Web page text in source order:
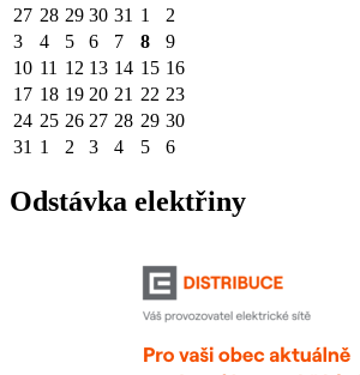
27 28 29 30 31 1
2
3
4 5 6 7 8
9
10 11 12 13 14 15 16
17 18 19 20 21 22 23
24 25 26 27 28 29 30
31 1 2 3 4 5 6
Odstávka elektřiny